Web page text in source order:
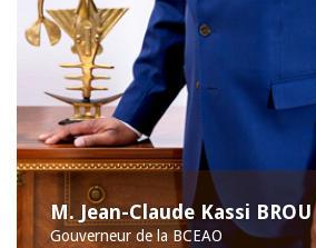
M. Jean-Claude Kassi BROU
Gouverneur de la BCEAO